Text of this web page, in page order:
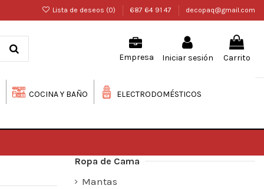
Lista de deseos (0) 687 64 91 47 decopaq@gmail.com
Empresa Iniciar sesión Carrito
COCINA Y BAÑO ELECTRODOMÉSTICOS
Ropa de Cama
Mantas